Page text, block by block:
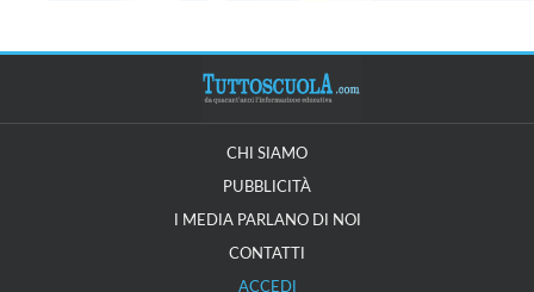
CHI SIAMO
PUBBLICITÀ
I MEDIA PARLANO DI NOI
CONTATTI
ACCEDI